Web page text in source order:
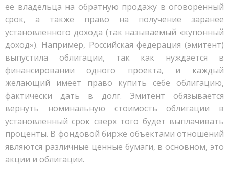
ее владельца на обратную продажу в оговоренный
срок, а также право на получение заранее
установленного дохода (так называемый «купонный
доход»). Например, Российская федерация (эмитент)
выпустила облигации, так как нуждается в
финансировании одного проекта, и каждый
желающий имеет право купить себе облигацию,
фактически дать в долг. Эмитент обязывается
вернуть номинальную стоимость облигации в
установленный срок сверх того будет выплачивать
проценты. В фондовой бирже объектами отношений
являются различные ценные бумаги, в основном, это
акции и облигации.